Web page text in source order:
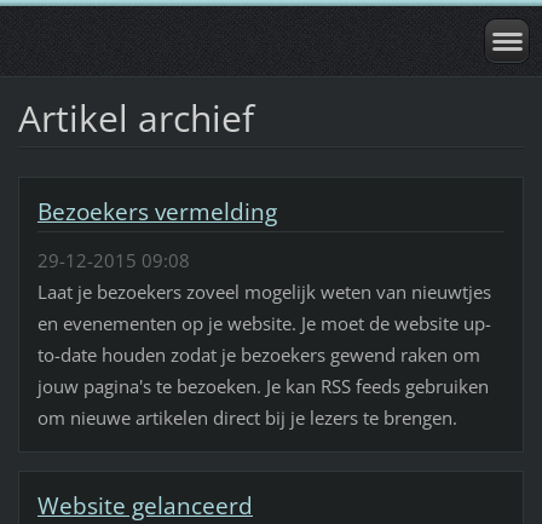
Artikel archief
Bezoekers vermelding
29-12-2015 09:08
Laat je bezoekers zoveel mogelijk weten van nieuwtjes
en evenementen op je website. Je moet de website up-
to-date houden zodat je bezoekers gewend raken om
jouw pagina's te bezoeken. Je kan RSS feeds gebruiken
om nieuwe artikelen direct bij je lezers te brengen.
Website gelanceerd